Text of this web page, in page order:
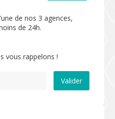
de nos 3 agences,
de 24h.
vous rappelons !
Valider